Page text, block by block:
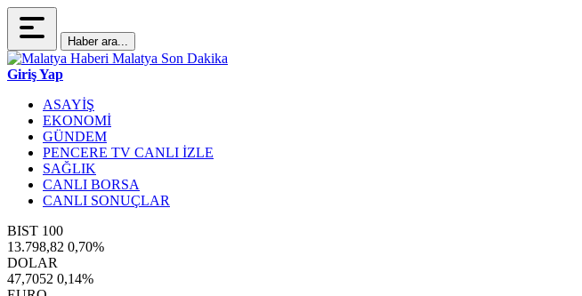
Haber ara...
Giriş Yap
ASAYİŞ
EKONOMİ
GÜNDEM
PENCERE TV CANLI İZLE
SAĞLIK
CANLI BORSA
CANLI SONUÇLAR
BIST 100
13.798,82 0,70%
DOLAR
47,7052 0,14%